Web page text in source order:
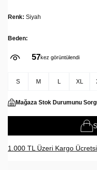
Renk: Siyah
Beden:
57kez görüntülendi
S M L XL
Mağaza Stok Durumunu
1.000 TL Üzeri Kargo